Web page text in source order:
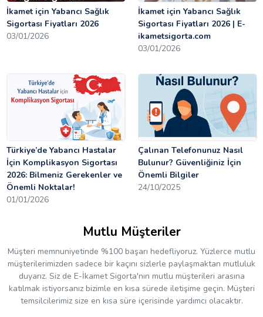
İkamet için Yabancı Sağlık
Sigortası Fiyatları 2026
03/01/2026
İkamet için Yabancı Sağlık
Sigortası Fiyatları 2026 | E-
ikametsigorta.com
03/01/2026
Türkiye’de Yabancı Hastalar
İçin Komplikasyon Sigortası
2026: Bilmeniz Gerekenler ve
Önemli Noktalar!
01/01/2026
Çalınan Telefonunuz Nasıl
Bulunur? Güvenliğiniz İçin
Önemli Bilgiler
24/10/2025
Mutlu Müşteriler
Müşteri memnuniyetinde %100 başarı hedefliyoruz. Yüzlerce mutlu
müşterilerimizden sadece bir kaçını sizlerle paylaşmaktan mutluluk
duyarız. Siz de E-İkamet Sigorta'nın mutlu müşterileri arasına
katılmak istiyorsanız bizimle en kısa sürede iletişime geçin. Müşteri
temsilcilerimiz size en kısa süre içerisinde yardımcı olacaktır.